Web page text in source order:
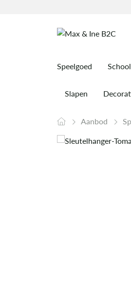
Speelgoed
Slapen
Aanbod